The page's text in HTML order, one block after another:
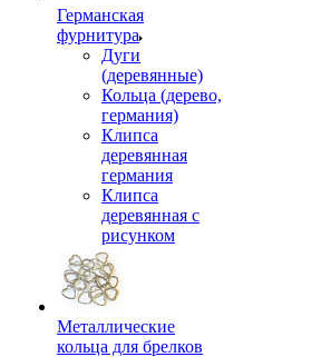
Германская
фурнитура
Дуги
(деревянные)
Кольца (дерево,
германия)
Клипса
деревянная
германия
Клипса
деревянная с
рисунком
Металлические
кольца для брелков